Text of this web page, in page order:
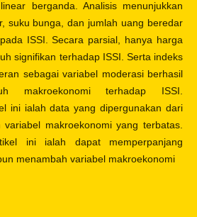
berganda. Analisis menunjukkan
suku bunga, dan jumlah uang beredar
ISSI. Secara parsial, hanya harga
signifikan terhadap ISSI. Serta indeks
sebagai variabel moderasi berhasil
makroekonomi terhadap ISSI.
ini ialah data yang dipergunakan dari
makroekonomi yang terbatas.
ini ialah dapat memperpanjang
menambah variabel makroekonomi